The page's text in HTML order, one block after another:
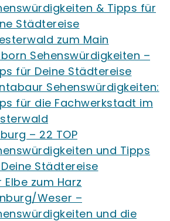
& Tipps für
Städtereise
zum Main
Sehenswürdigkeiten –
für Deine Städtereise
Sehenswürdigkeiten:
für die Fachwerkstadt im
– 22 TOP
und Tipps
Städtereise
Elbe zum Harz
Weser –
und die